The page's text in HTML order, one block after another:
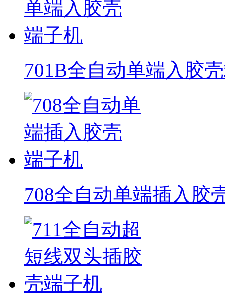
701B全自动单端入胶
708全自动单端插入胶